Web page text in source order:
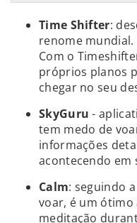
Time Shifter:
renome
Com o
próprios planos
chegar no seu
SkyGuru -
tem medo de
informações
acontecendo em
Calm: seguindo
voar, é um ótimo
meditação